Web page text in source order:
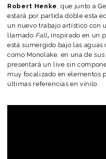
Robert Henke , que junto a
estará por partida doble esta
un nuevo trabajo artístico con
llamado Fall, inspirado en un
está sumergido bajo las
como Monolake, en una de
presentará un live sin
muy focalizado en elementos
últimas referencias en vinilo.